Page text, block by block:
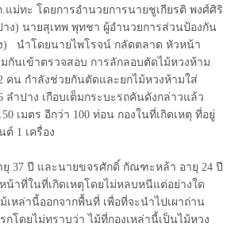
ม่ทะ โดยการอำนวยการนายชูเกียรติ พงศ์ศิริ
ง) นายสุเทพ พุทชา ผู้อำนวยการส่วนป้องกัน
) นำโดยนายไพโรจน์ กลัดตลาด หัวหน้า
กันเข้าตรวจสอบ การลักลอบตัดไม้หวงห้าม
คน กำลังช่วยกันตัดและยกไม้หวงห้ามใส่
ำปาง เกือบเต็มกระบะรถคันดังกล่าวแล้ว
เมตร อีกว่า 100 ท่อน กองในที่เกิดเหตุ ที่อยู่
1 เครื่อง
37 ปี และนายขจรศักดิ์ กัณฑะหล้า อายุ 24 ปี
น้าที่ในที่เกิดเหตุโดยไม่หลบหนีแต่อย่างใด
เหล่านี้ออกจากพื้นที่ เพื่อที่จะนำไปเผาถ่าน
กโดยไม่ทราบว่า ไม้ที่กองเหล่านี้เป็นไม้หวง